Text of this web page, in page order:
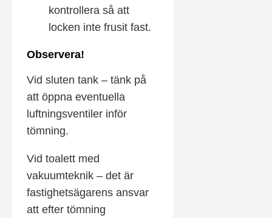
kontrollera så att
locken inte frusit fast.
Observera!
Vid sluten tank – tänk på
att öppna eventuella
luftningsventiler inför
tömning.
Vid toalett med
vakuumteknik – det är
fastighetsägarens ansvar
att efter tömning